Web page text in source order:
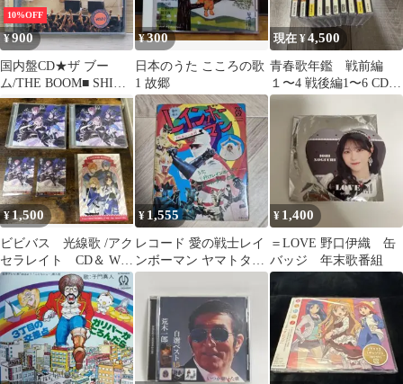
10%OFF
¥900
国内盤CD★ザ ブー
ム/THE BOOM■ SHIMA
UTA-Grandes E xitos-
【SRCL5427/498800901
1738】L00261
¥300
日本のうた こころの歌
1 故郷
現在 ¥4,500
青春歌年鑑 戦前編
１〜4 戦後編1〜6 CD１
０枚セット 帯あり
¥1,500
ビビバス 光線歌 /アク
セラレイト CD＆ WS
カントリーマアム ポ
ストカード
¥ 1,555
レコード 愛の戦士レイ
ンボーマン ヤマトタケ
シの歌 当時物
¥ 1,400
＝LOVE 野口伊織 缶
バッジ 年末歌番組